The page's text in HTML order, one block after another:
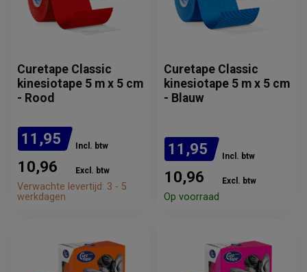
Curetape Classic
kinesiotape 5 m x 5 cm
- Rood
11,95 Incl. btw
10,96 Excl. btw
Verwachte levertijd: 3 - 5
werkdagen
Curetape Classic
kinesiotape 5 m x 5 cm
- Blauw
11,95 Incl. btw
10,96 Excl. btw
Op voorraad